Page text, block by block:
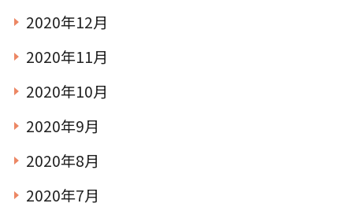
2020年12月
2020年11月
2020年10月
2020年9月
2020年8月
2020年7月